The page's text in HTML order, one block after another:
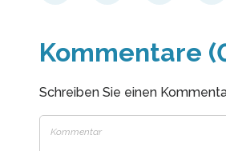
Kommentare
Schreiben Sie einen